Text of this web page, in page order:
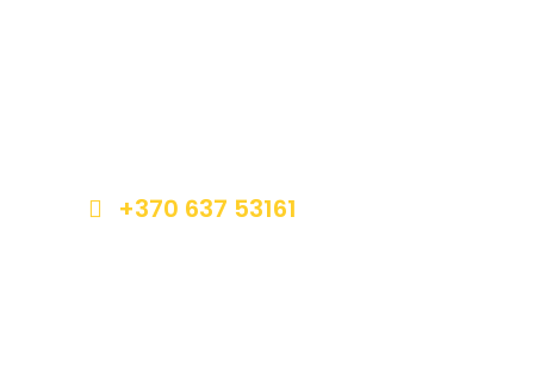
+370 637 53161